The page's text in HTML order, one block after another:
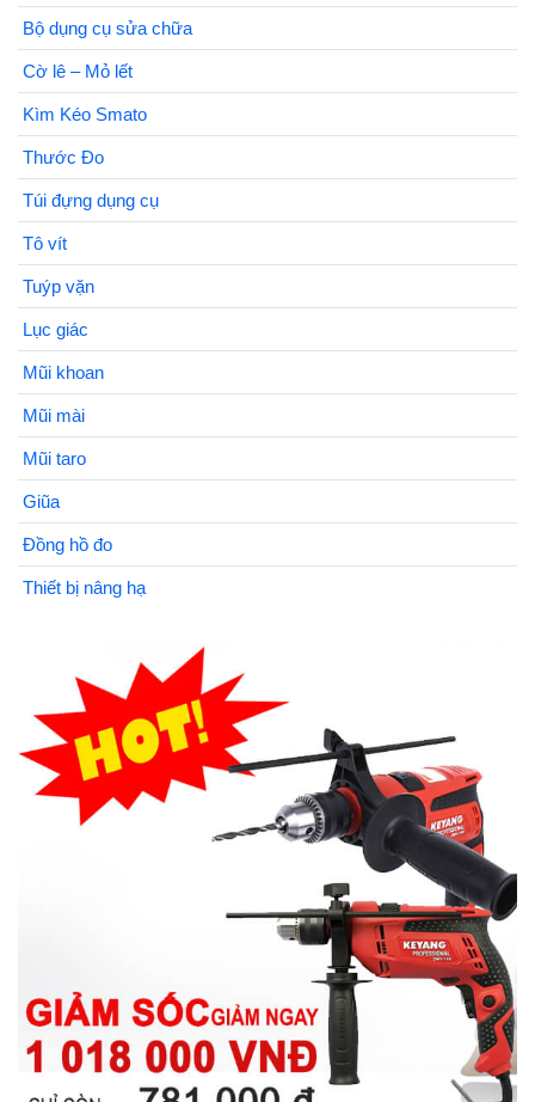
Bộ dụng cụ sửa chữa
Cờ lê – Mỏ lết
Kìm Kéo Smato
Thước Đo
Túi đựng dụng cụ
Tô vít
Tuýp vặn
Lục giác
Mũi khoan
Mũi mài
Mũi taro
Giũa
Đồng hồ đo
Thiết bị nâng hạ